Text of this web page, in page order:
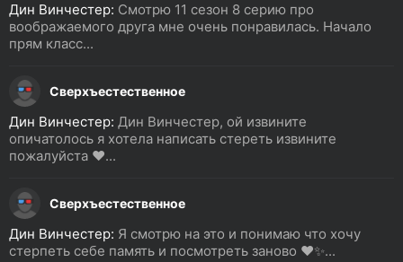
Дин Винчестер: Смотрю 11 сезон 8 серию про
воображаемого друга мне очень понравилась. Начало
прям класс...
Сверхъестественное
Дин Винчестер: Дин Винчестер, ой извините
опичатолось я хотела написать стереть извините
пожалуйста ❤️...
Сверхъестественное
Дин Винчестер: Я смотрю на это и понимаю что хочу
стерпеть себе память и посмотреть заново ❤️✨...